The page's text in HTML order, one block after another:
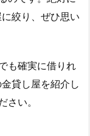
絞り、ぜひ思い
も確実に借りれ
貸し屋を紹介し
さい。